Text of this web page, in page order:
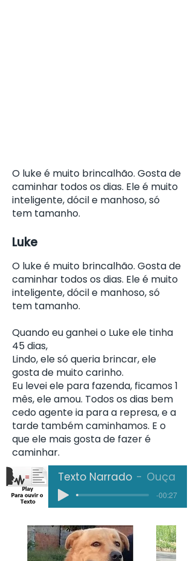
O luke é muito brincalhão. Gosta de
caminhar todos os dias. Ele é muito
inteligente, dócil e manhoso, só
tem tamanho.
Luke
O luke é muito brincalhão. Gosta de
caminhar todos os dias. Ele é muito
inteligente, dócil e manhoso, só
tem tamanho.
Quando eu ganhei o Luke ele tinha
45 dias,
Lindo, ele só queria brincar, ele
gosta de muito carinho.
Eu levei ele para fazenda, ficamos 1
mês, ele amou. Todos os dias bem
cedo agente ia para a represa, e a
tarde também caminhamos. E o
que ele mais gosta de fazer é
caminhar.
Texto Narrado Ouça
-00:27